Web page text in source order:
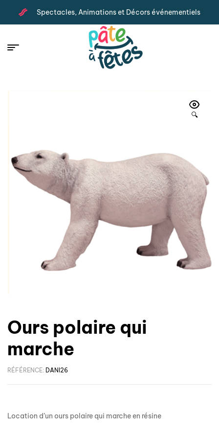
Spectacles, Animations et Décors événementiels
🔍
Ours polaire qui
marche
RÉFÉRENCE: DANI26
Location d’un ours polaire qui marche en résine